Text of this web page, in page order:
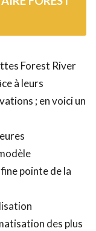
Forest River
à leurs
; en voici un
pointe de la
des plus